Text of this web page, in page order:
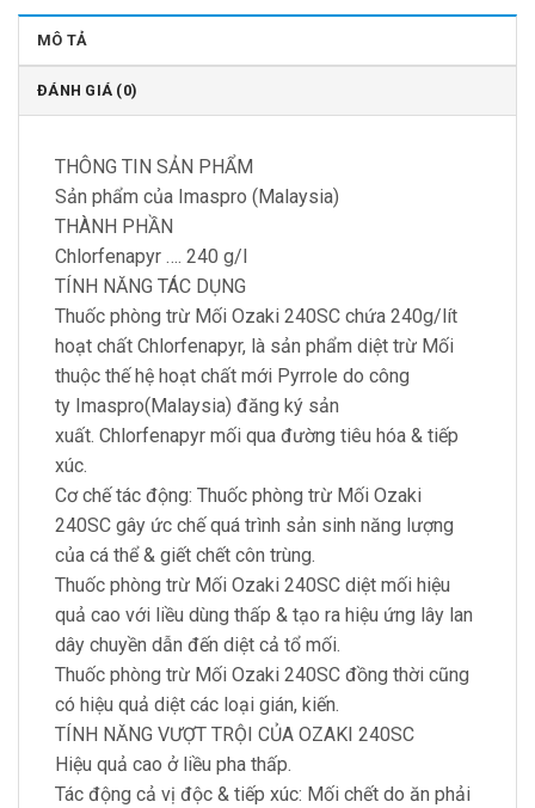
MÔ TẢ
ĐÁNH GIÁ (0)
THÔNG TIN SẢN PHẨM
Sản phẩm của Imaspro (Malaysia)
THÀNH PHẦN
Chlorfenapyr …. 240 g/l
TÍNH NĂNG TÁC DỤNG
Thuốc phòng trừ Mối Ozaki 240SC chứa 240g/lít
hoạt chất Chlorfenapyr, là sản phẩm diệt trừ Mối
thuộc thế hệ hoạt chất mới Pyrrole do công
ty Imaspro(Malaysia) đăng ký sản
xuất. Chlorfenapyr mối qua đường tiêu hóa & tiếp
xúc.
Cơ chế tác động: Thuốc phòng trừ Mối Ozaki
240SC gây ức chế quá trình sản sinh năng lượng
của cá thể & giết chết côn trùng.
Thuốc phòng trừ Mối Ozaki 240SC diệt mối hiệu
quả cao với liều dùng thấp & tạo ra hiệu ứng lây lan
dây chuyền dẫn đến diệt cả tổ mối.
Thuốc phòng trừ Mối Ozaki 240SC đồng thời cũng
có hiệu quả diệt các loại gián, kiến.
TÍNH NĂNG VƯỢT TRỘI CỦA OZAKI 240SC
Hiệu quả cao ở liều pha thấp.
Tác động cả vị độc & tiếp xúc: Mối chết do ăn phải